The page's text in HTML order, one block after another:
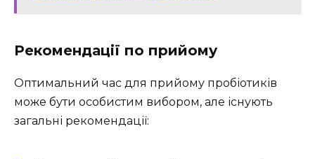
Рекомендації по прийому
Оптимальний час для прийому пробіотиків
може бути особистим вибором, але існують
загальні рекомендації: